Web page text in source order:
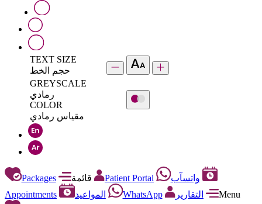
TEXT SIZE
حجم الخط
GREYSCALE
رمادي
COLOR
مقياس رمادي
Packages Patient Portal
واتسآب
Appointments
المواعيد WhatsApp التقارير
Menu